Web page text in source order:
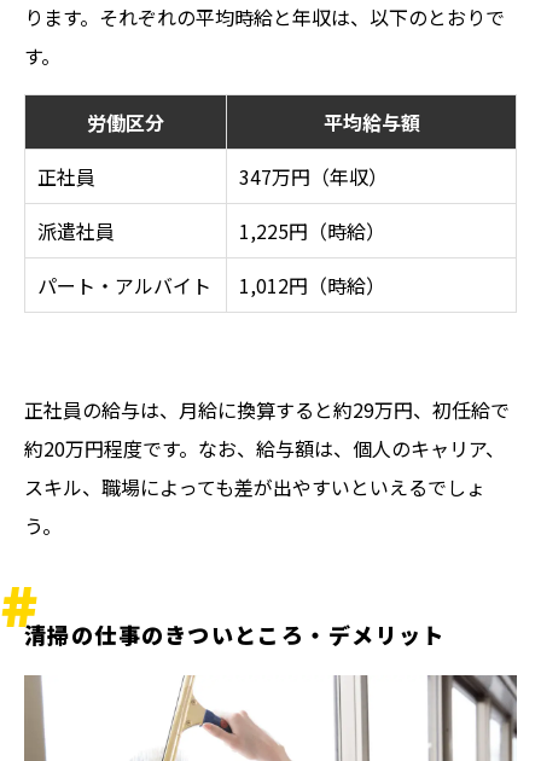
ります。それぞれの平均時給と年収は、以下のとおりで
す。
労働区分
平均給与額
正社員
347万円（年収）
派遣社員
1,225円（時給）
パート・アルバイト
1,012円（時給）
正社員の給与は、月給に換算すると約29万円、初任給で
約20万円程度です。なお、給与額は、個人のキャリア、
スキル、職場によっても差が出やすいといえるでしょ
う。
清掃の仕事のきついところ・デメリット